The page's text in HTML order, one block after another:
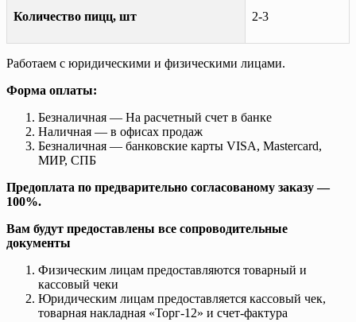
Количество пицц, шт 2-3
Работаем с юридическими и физическими лицами.
Форма оплаты:
Безналичная — На расчетный счет в банке
Наличная — в офисах продаж
Безналичная — банковские карты VISA, Mastercard,
МИР, СПБ
Предоплата по предварительно согласованому заказу —
100%.
Вам будут предоставлены все сопроводительные
документы
Физическим лицам предоставляются товарный и
кассовый чеки
Юридическим лицам предоставляется кассовый чек,
товарная накладная «Торг-12» и счет-фактура